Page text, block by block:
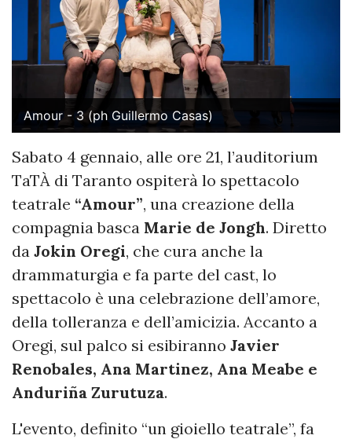
Amour - 3 (ph Guillermo Casas)
Sabato 4 gennaio, alle ore 21, l’auditorium
TaTÀ di Taranto ospiterà lo spettacolo
teatrale “Amour”, una creazione della
compagnia basca Marie de Jongh. Diretto
da Jokin Oregi, che cura anche la
drammaturgia e fa parte del cast, lo
spettacolo è una celebrazione dell’amore,
della tolleranza e dell’amicizia. Accanto a
Oregi, sul palco si esibiranno Javier
Renobales, Ana Martinez, Ana Meabe e
Anduriña Zurutuza.
L'evento, definito “un gioiello teatrale”, fa